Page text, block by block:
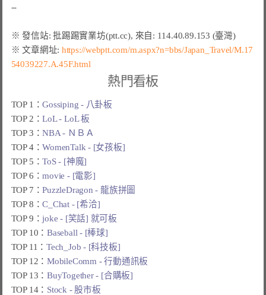
※ 發信站: 批踢踢實業坊(ptt.cc), 來自: 114.40.89.153 (臺灣)
※ 文章網址: https://webptt.com/m.aspx?n=bbs/Japan_Travel/M.17
54039227.A.45F.html
熱門看板
TOP 1：Gossiping - 八卦板
TOP 2：LoL - LoL 板
TOP 3：NBA - ＮＢＡ
TOP 4：WomenTalk - [女孩板]
TOP 5：ToS - [神魔]
TOP 6：movie - [電影]
TOP 7：PuzzleDragon - 龍族拼圖
TOP 8：C_Chat - [希洽]
TOP 9：joke - [笑話] 就可板
TOP 10：Baseball - [棒球]
TOP 11：Tech_Job - [科技板]
TOP 12：MobileComm - 行動通訊板
TOP 13：BuyTogether - [合購板]
TOP 14： Stock - 股市板